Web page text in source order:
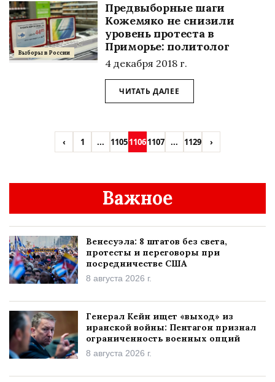
Выборы в России
Предвыборные шаги
Кожемяко не снизили
уровень протеста в
Приморье: политолог
4 декабря 2018 г.
ЧИТАТЬ ДАЛЕЕ
‹ 1 ... 110511061107 ... 1129 ›
Важное
Венесуэла: 8 штатов без света,
протесты и переговоры при
посредничестве США
8 августа 2026 г.
Генерал Кейн ищет «выход» из
иранской войны: Пентагон признал
ограниченность военных опций
8 августа 2026 г.